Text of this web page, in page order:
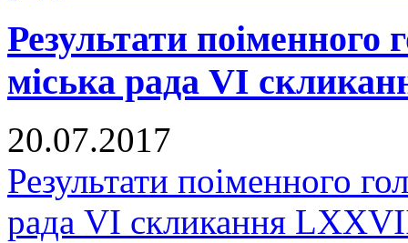
Результати
міська рада VI
20.07.2017
Результати поіменного
рада VI скликання